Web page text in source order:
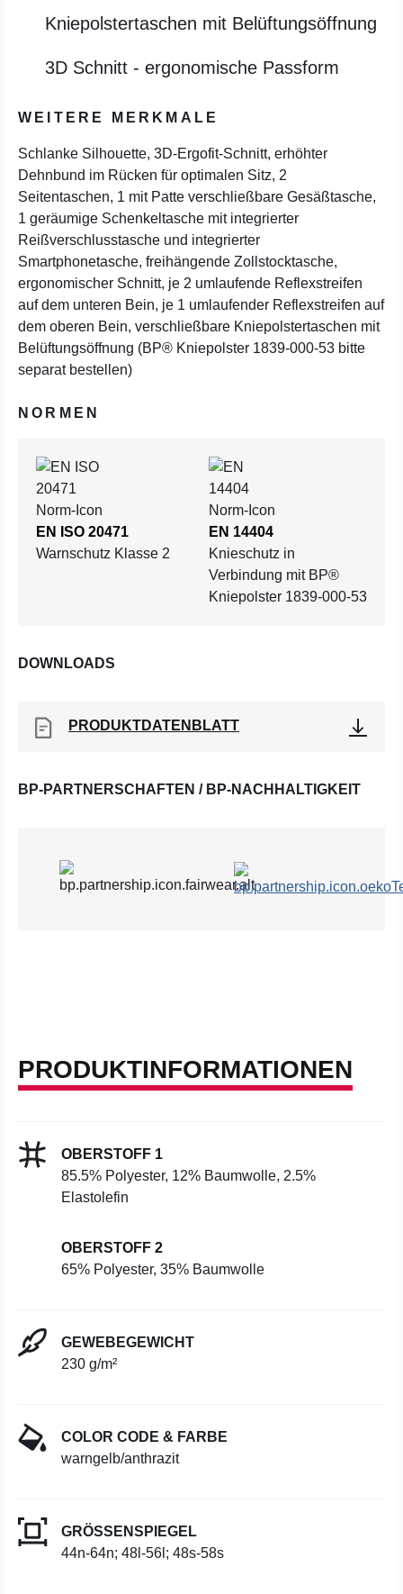
Kniepolstertaschen mit Belüftungsöffnung
3D Schnitt - ergonomische Passform
WEITERE MERKMALE
Schlanke Silhouette, 3D-Ergofit-Schnitt, erhöhter
Dehnbund im Rücken für optimalen Sitz, 2
Seitentaschen, 1 mit Patte verschließbare Gesäßtasche,
1 geräumige Schenkeltasche mit integrierter
Reißverschlusstasche und integrierter
Smartphonetasche, freihängende Zollstocktasche,
ergonomischer Schnitt, je 2 umlaufende Reflexstreifen
auf dem unteren Bein, je 1 umlaufender Reflexstreifen auf
dem oberen Bein, verschließbare Kniepolstertaschen mit
Belüftungsöffnung (BP® Kniepolster 1839-000-53 bitte
separat bestellen)
NORMEN
EN ISO 20471
Warnschutz Klasse 2
EN 14404
Knieschutz in
Verbindung mit BP®
Kniepolster 1839-000-53
DOWNLOADS
PRODUKTDATENBLATT
BP-PARTNERSCHAFTEN / BP-NACHHALTIGKEIT
PRODUKTINFORMATIONEN
OBERSTOFF 1
85.5% Polyester, 12% Baumwolle, 2.5%
Elastolefin
OBERSTOFF 2
65% Polyester, 35% Baumwolle
GEWEBEGEWICHT
230 g/m²
COLOR CODE & FARBE
warngelb/anthrazit
GRÖSSENSPIEGEL
44n-64n; 48l-56l; 48s-58s